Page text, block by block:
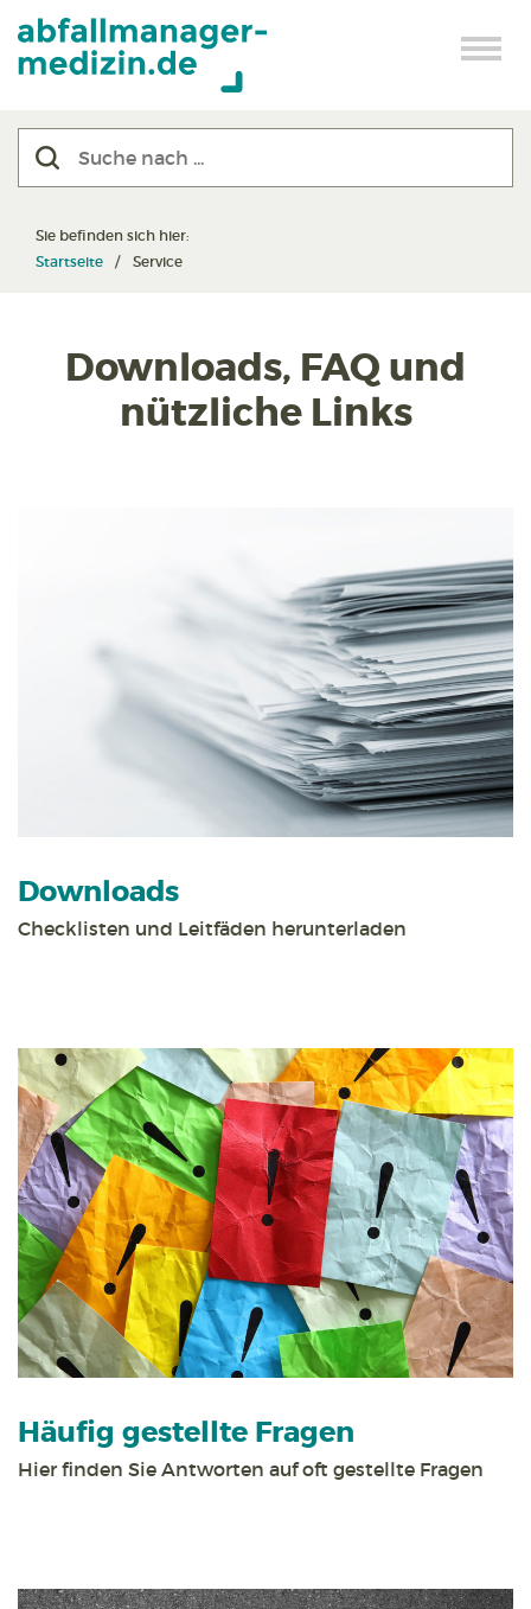
Sie befinden sich hier:
Startseite
Service
Downloads, FAQ und
nützliche Links
Downloads
Checklisten und Leitfäden herunterladen
Häufig gestellte Fragen
Hier finden Sie Antworten auf oft gestellte Fragen